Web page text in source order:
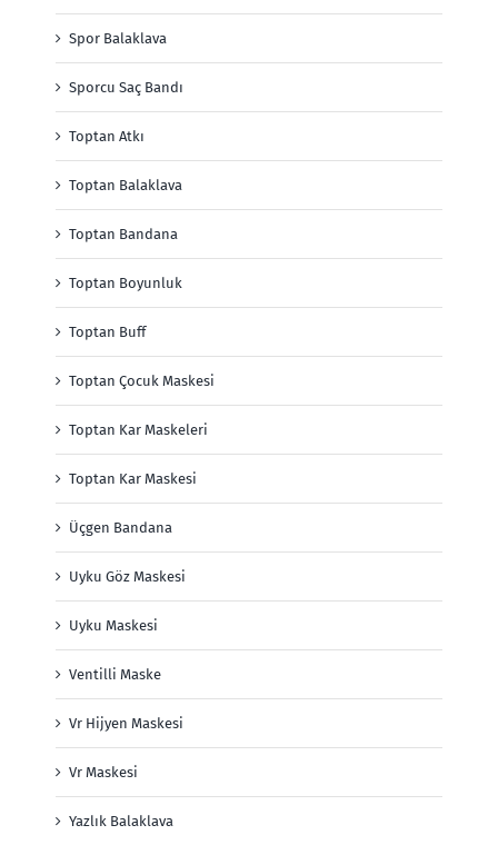
Spor Balaklava
Sporcu Saç Bandı
Toptan Atkı
Toptan Balaklava
Toptan Bandana
Toptan Boyunluk
Toptan Buff
Toptan Çocuk Maskesi
Toptan Kar Maskeleri
Toptan Kar Maskesi
Üçgen Bandana
Uyku Göz Maskesi
Uyku Maskesi
Ventilli Maske
Vr Hijyen Maskesi
Vr Maskesi
Yazlık Balaklava